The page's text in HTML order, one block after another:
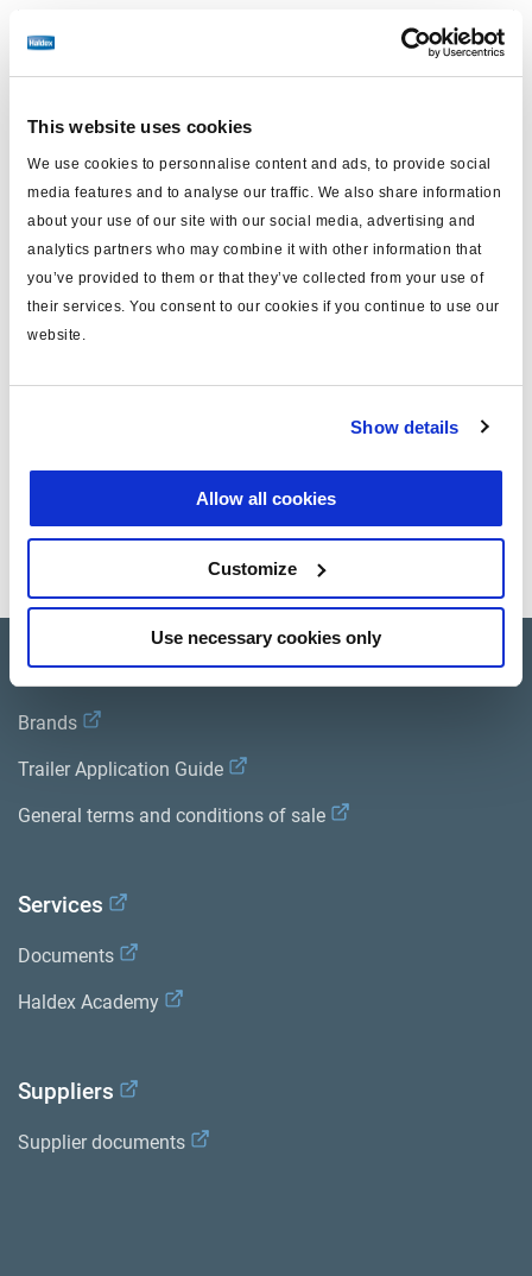
This website uses cookies
We use cookies to personnalise content and ads, to provide social
media features and to analyse our traffic. We also share information
about your use of our site with our social media, advertising and
analytics partners who may combine it with other information that
you’ve provided to them or that they’ve collected from your use of
their services. You consent to our cookies if you continue to use our
website.
Show details
Allow all cookies
Customize
Use necessary cookies only
Prix : Pas de prix
Spécifications techniques
type kit de réparation
vases à ressort. tirant
pour version
masse (kg) 0.222
Documents
Consultez toutes les publications connexes dans notre
Product catalogue
Brands
Trailer Application Guide
General terms and conditions of sale
Services
Documents
Haldex Academy
Suppliers
Supplier documents